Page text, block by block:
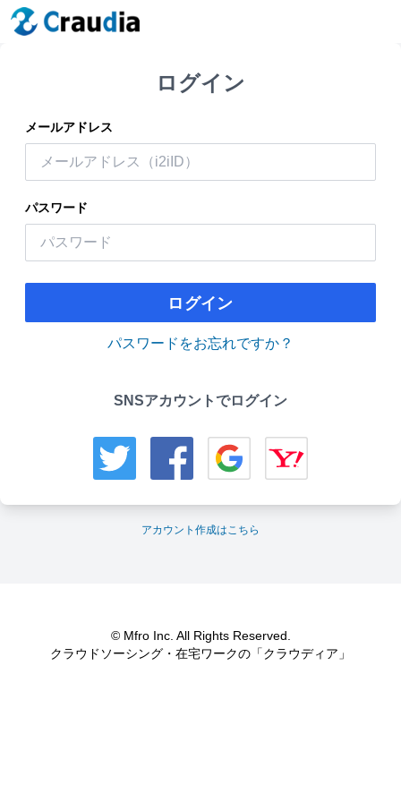
ログイン
メールアドレス
パスワード
ログイン
パスワードをお忘れですか？
SNSアカウントでログイン
アカウント作成はこちら
© Mfro Inc. All Rights Reserved.
クラウドソーシング・在宅ワークの「クラウディア」